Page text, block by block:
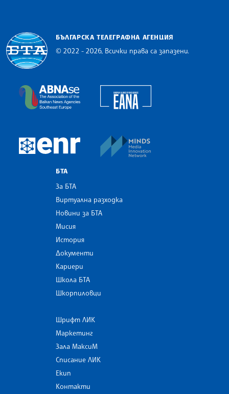
БЪЛГАРСКА ТЕЛЕГРАФНА АГЕНЦИЯ
© 2022 - 2026, Всички права са запазени.
The Assocoation of the Balkan News Agencies
European Newsroom
БТА
За БТА
Виртуална разходка
Новини за БТА
Мисия
История
Документи
Кариери
Школа БТА
Шкорпиловци
Шрифт ЛИК
Маркетинг
Зала МаксиМ
Списание ЛИК
Екип
Контакти